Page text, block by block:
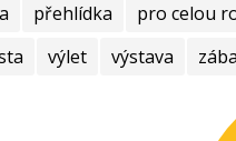
přehlídka pro celou
výlet výstava